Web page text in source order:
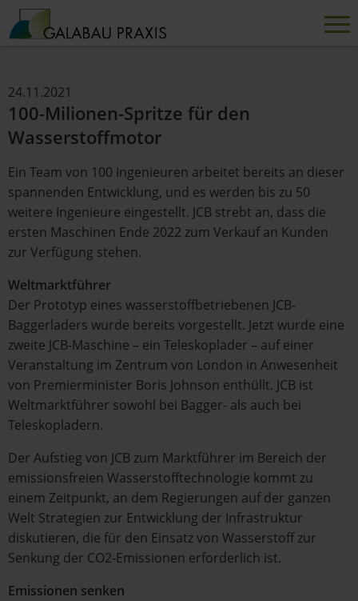
24.11.2021
100-Milionen-Spritze für den
Wasserstoffmotor
Ein Team von 100 Ingenieuren arbeitet bereits an dieser
spannenden Entwicklung, und es werden bis zu 50
weitere Ingenieure eingestellt. JCB strebt an, dass die
ersten Maschinen Ende 2022 zum Verkauf an Kunden
zur Verfügung stehen.
Weltmarktführer
Der Prototyp eines wasserstoffbetriebenen JCB-
Baggerladers wurde bereits vorgestellt. Jetzt wurde eine
zweite JCB-Maschine – ein Teleskoplader – auf einer
Veranstaltung im Zentrum von London in Anwesenheit
von Premierminister Boris Johnson enthüllt. JCB ist
Weltmarktführer sowohl bei Bagger- als auch bei
Teleskopladern.
Der Aufstieg von JCB zum Marktführer im Bereich der
emissionsfreien Wasserstofftechnologie kommt zu
einem Zeitpunkt, an dem Regierungen auf der ganzen
Welt Strategien zur Entwicklung der Infrastruktur
diskutieren, die für den Einsatz von Wasserstoff zur
Senkung der CO2-Emissionen erforderlich ist.
Emissionen senken